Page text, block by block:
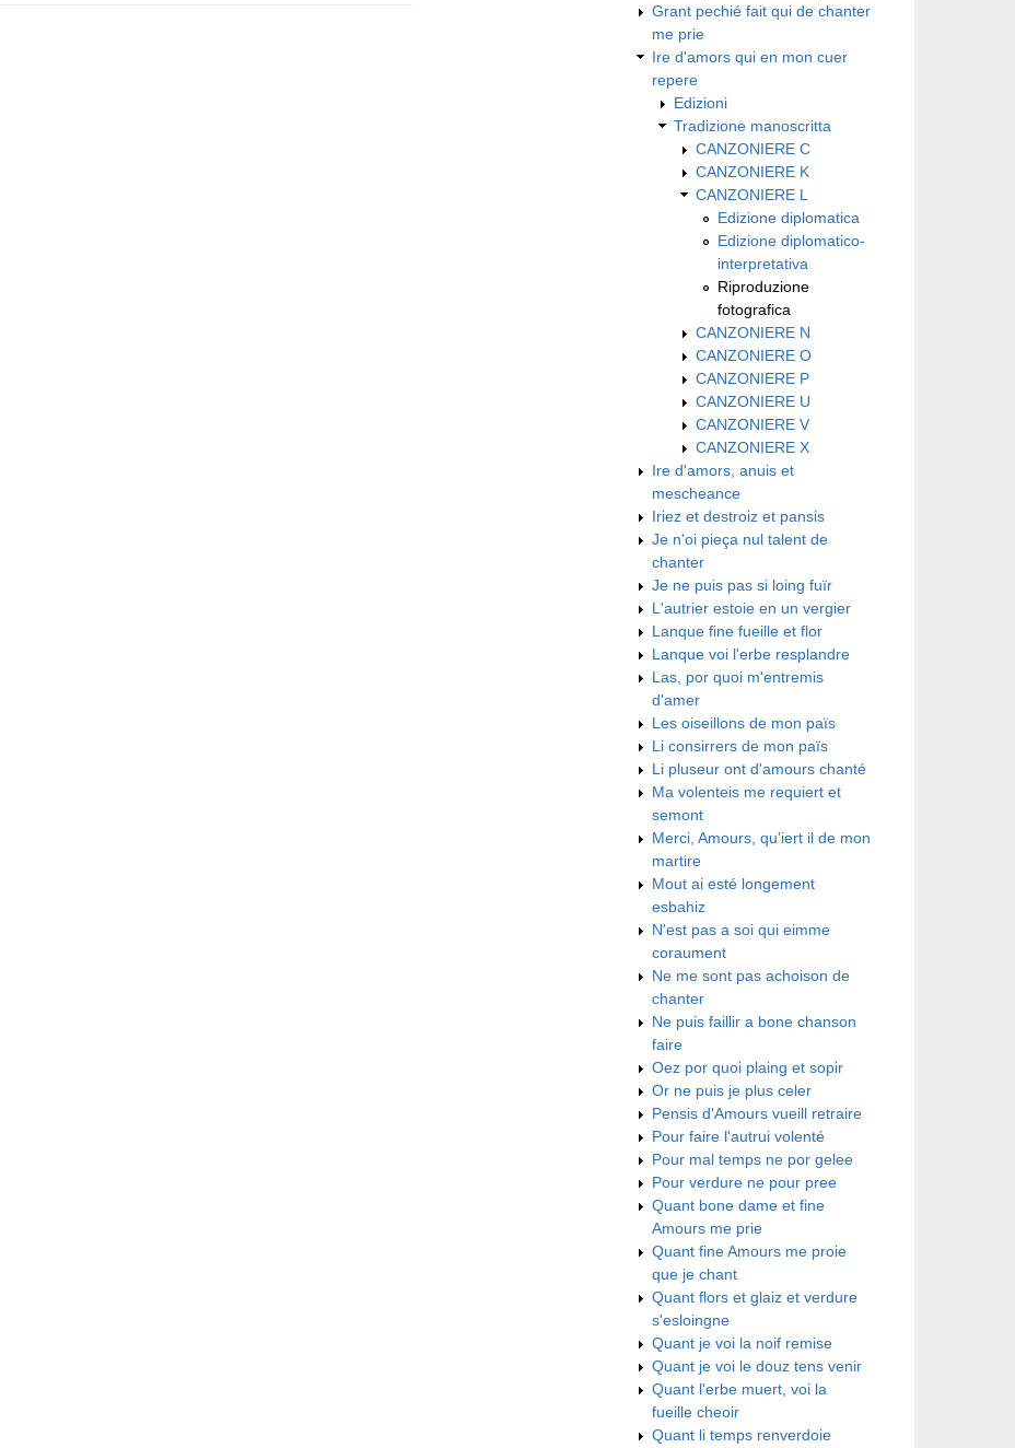
Grant pechié fait qui de chanter
me prie
Ire d'amors qui en mon cuer
repere
Edizioni
Tradizione manoscritta
CANZONIERE C
CANZONIERE K
CANZONIERE L
Edizione diplomatica
Edizione diplomatico-
interpretativa
Riproduzione
fotografica
CANZONIERE N
CANZONIERE O
CANZONIERE P
CANZONIERE U
CANZONIERE V
CANZONIERE X
Ire d'amors, anuis et
mescheance
Iriez et destroiz et pansis
Je n'oi pieça nul talent de
chanter
Je ne puis pas si loing fuïr
L'autrier estoie en un vergier
Lanque fine fueille et flor
Lanque voi l'erbe resplandre
Las, por quoi m'entremis
d'amer
Les oiseillons de mon païs
Li consirrers de mon païs
Li pluseur ont d'amours chanté
Ma volenteis me requiert et
semont
Merci, Amours, qu'iert il de mon
martire
Mout ai esté longement
esbahiz
N'est pas a soi qui eimme
coraument
Ne me sont pas achoison de
chanter
Ne puis faillir a bone chanson
faire
Oez por quoi plaing et sopir
Or ne puis je plus celer
Pensis d'Amours vueill retraire
Pour faire l'autrui volenté
Pour mal temps ne por gelee
Pour verdure ne pour pree
Quant bone dame et fine
Amours me prie
Quant fine Amours me proie
que je chant
Quant flors et glaiz et verdure
s'esloingne
Quant je voi la noif remise
Quant je voi le douz tens venir
Quant l'erbe muert, voi la
fueille cheoir
Quant li temps renverdoie